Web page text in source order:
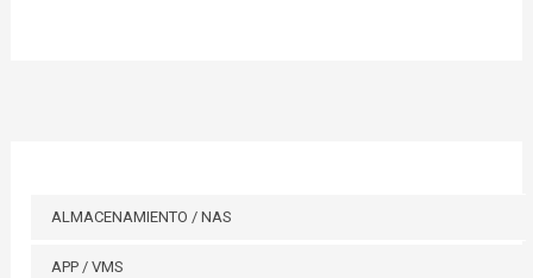
ALMACENAMIENTO / NAS
APP / VMS